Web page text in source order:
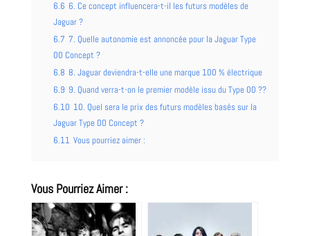
6.6 6. Ce concept influencera-t-il les futurs modèles de
Jaguar ?
6.7 7. Quelle autonomie est annoncée pour la Jaguar Type
00 Concept ?
6.8 8. Jaguar deviendra-t-elle une marque 100 % électrique
6.9 9. Quand verra-t-on le premier modèle issu du Type 00 ??
6.10 10. Quel sera le prix des futurs modèles basés sur la
Jaguar Type 00 Concept ?
6.11 Vous pourriez aimer :
Vous Pourriez Aimer :